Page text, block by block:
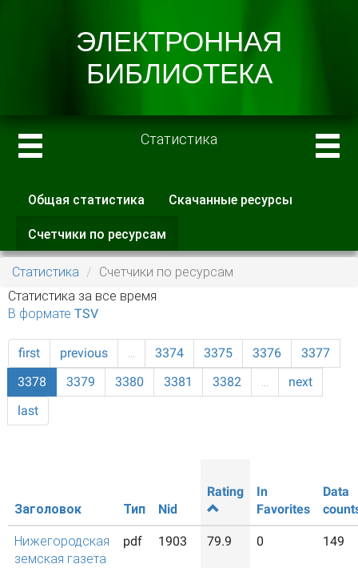
Статистика
Главные вкладки
Общая статистика Скачанные ресурсы
Счетчики по ресурсам
вкладка)
Статистика
Счетчики по ресурсам
Статистика за все время
В формате TSV
first previous … 3374 3375 3376
3377
3378
3379 3380 3381 3382 …
next
last
Заголовок Тип Nid
Rating
In
Favorites
Data
Нижегородская
земская газета
pdf 1903 79.9 0 149